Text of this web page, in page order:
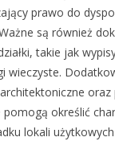
prawo do
są również
takie jak
wieczyste.
określić
lokali